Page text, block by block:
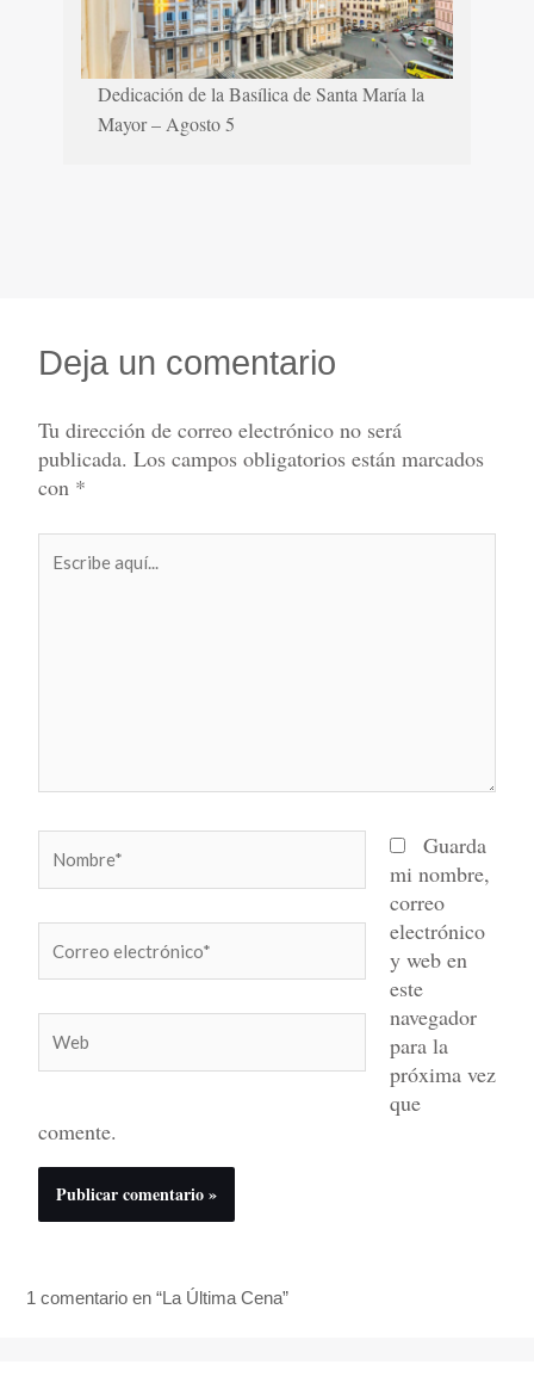
Dedicación de la Basílica de Santa María la
Mayor – Agosto 5
Deja un comentario
Tu dirección de correo electrónico no será
publicada. Los campos obligatorios están marcados
con *
aquí...
electrónico*
Guarda
mi nombre,
correo
electrónico
y web en
este
navegador
para la
próxima vez
que
comente.
1 comentario en “La Última Cena”